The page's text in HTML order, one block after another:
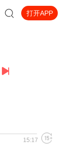
打开APP
15:17